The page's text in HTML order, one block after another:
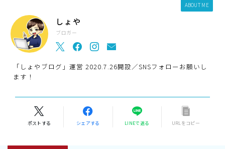
ABOUT ME
しょや
ブロガー
「しょやブログ」運営 2020.7.26開設／SNSフォローお願いし
ます！
ポストする シェアする LINEで送る URLをコピー